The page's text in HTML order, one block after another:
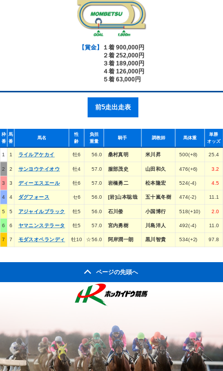
【賞金】
１着 900,000円
２着 252,000円
３着 189,000円
４着 126,000円
５着 63,000円
前5走出走表
枠
番
馬
番
馬名
性
齢
負担
重量
騎手 調教師 馬体重
単勝
オッズ
1 1 ライルアケカイ 牡6 56.0 桑村真明 米川昇 500(+8) 25.4
2 2 サンヨウテイオウ 牡4 57.0 服部茂史 山田和久 476(+6) 3.2
3 3 ディーエスエール 牡6 57.0 岩橋勇二 松本隆宏 524(-4) 4.5
4 4 ダグフォース セ6 56.0 [岩]山本聡哉 五十嵐冬樹 474(-2) 11.1
5 5 アジャイルブラック 牡5 56.0 石川倭 小国博行 518(+10) 2.0
6 6 ヤマニンステラータ 牡5 57.0 宮内勇樹 川島洋人 492(-4) 11.0
7 7 モダスオペランディ 牡10 ☆56.0 阿岸潤一朗 黒川智貴 534(+2) 97.8
ページの先頭へ